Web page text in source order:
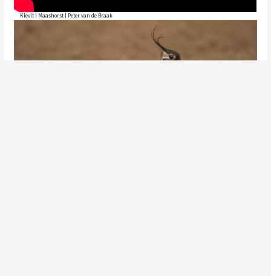
Kievit | Maashorst | Peter van de Braak